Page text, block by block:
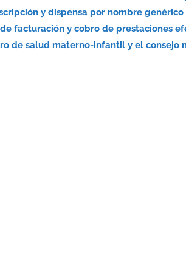
y dispensa por nombre
facturación y cobro de prestaciones
de salud materno-infantil y el consejo